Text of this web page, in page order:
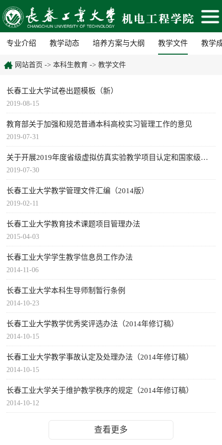
专业介绍 教学动态 培养方案与大纲 教学文件 教学
网站首页 -> 本科生教育 -> 教学文件
长春工业大学试卷出题模板（新）
2019-08-15
教育部关于加强和规范普通本科高校实习管理工作的意见
2019-07-31
关于开展2019年度省级虚拟仿真实验教学项目认定和国家级项目推荐工作的通知
2019-07-30
长春工业大学教学管理文件汇编（2014版）
2019-02-11
长春工业大学教育技术课题项目管理办法
2015-04-03
长春工业大学学生教学信息员工作办法
2014-11-06
长春工业大学本科生导师制暂行条例
2014-10-23
长春工业大学教学优秀奖评选办法（2014年修订稿）
2014-10-15
长春工业大学教学事故认定及处理办法（2014年修订稿）
2014-10-15
长春工业大学关于维护教学秩序的规定（2014年修订稿）
2014-10-12
查看更多